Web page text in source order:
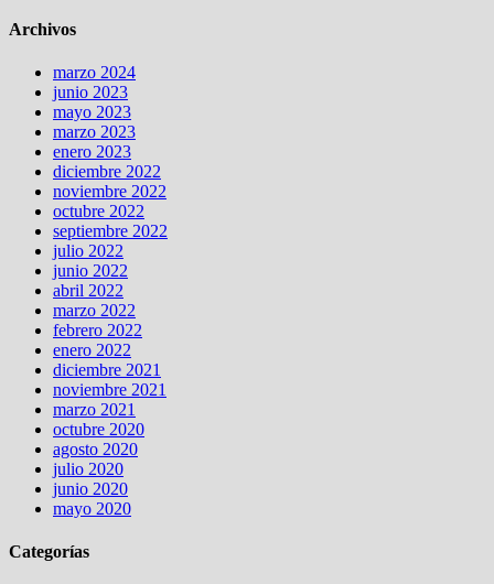
Archivos
marzo 2024
junio 2023
mayo 2023
marzo 2023
enero 2023
diciembre 2022
noviembre 2022
octubre 2022
septiembre 2022
julio 2022
junio 2022
abril 2022
marzo 2022
febrero 2022
enero 2022
diciembre 2021
noviembre 2021
marzo 2021
octubre 2020
agosto 2020
julio 2020
junio 2020
mayo 2020
Categorías